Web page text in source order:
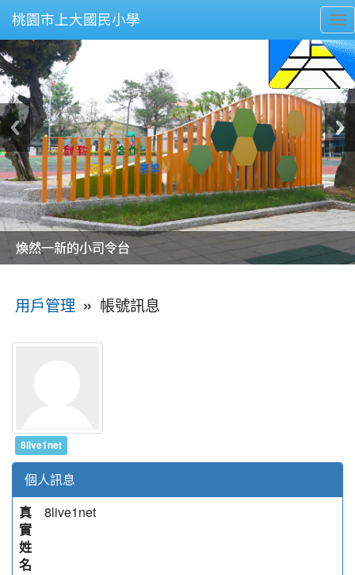
桃園市上大國民小學
美麗的操場是我們活力的來源
美麗的操場是我們活力的來源
煥然一新的小司令台
煥然一新的小司令台
富含桃園埤塘田園風光意象的中廊
富含桃園埤塘田園風光意象的中廊
嶄新的中庭廣場
嶄新的中庭廣場
水生池生生不息
水生池生生不息
用戶管理 » 帳號訊息
8live1net
個人訊息
真
實
姓
名
8live1net